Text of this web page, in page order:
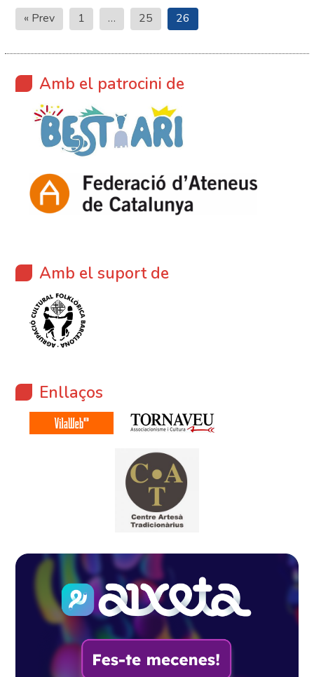
Paginació
de
les
entrades
« Prev 1 … 25 26
Amb el patrocini de
Amb el suport de
Enllaços